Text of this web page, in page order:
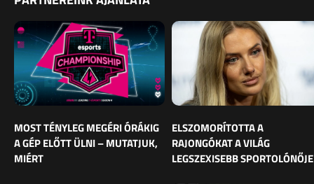
MOST TÉNYLEG MEGÉRI ÓRÁKIG
A GÉP ELŐTT ÜLNI – MUTATJUK,
MIÉRT
ELSZOMORÍTOTTA A
RAJONGÓKAT A VILÁG
LEGSZEXISEBB SPORTOLÓNŐJE